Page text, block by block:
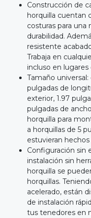
Construcción de
horquilla cuentan
costuras para
durabilidad.
resistente
Trabaja en
incluso en
Tamaño
pulgadas de
exterior, 1.97
pulgadas de
horquilla para
a horquillas de 5
estuvieran
Configuración sin
instalación sin
horquilla se
horquillas.
acelerado, están
de instalación
tus tenedores en